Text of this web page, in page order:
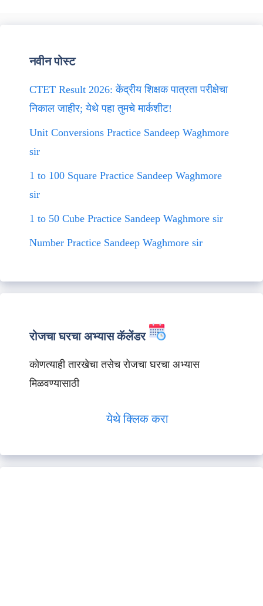
नवीन पोस्ट
CTET Result 2026: केंद्रीय शिक्षक पात्रता परीक्षेचा
निकाल जाहीर; येथे पहा तुमचे मार्कशीट!
Unit Conversions Practice Sandeep Waghmore
sir
1 to 100 Square Practice Sandeep Waghmore
sir
1 to 50 Cube Practice Sandeep Waghmore sir
Number Practice Sandeep Waghmore sir
रोजचा घरचा अभ्यास कॅलेंडर
कोणत्याही तारखेचा तसेच रोजचा घरचा अभ्यास
मिळवण्यासाठी
येथे क्लिक करा